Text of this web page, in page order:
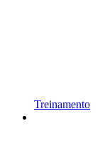
Treinamento